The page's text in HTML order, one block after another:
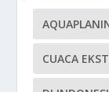
CUACA